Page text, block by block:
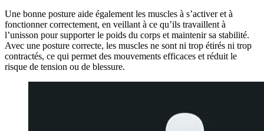
Une bonne posture aide également les muscles à s’activer et à
fonctionner correctement, en veillant à ce qu’ils travaillent à
l’unisson pour supporter le poids du corps et maintenir sa stabilité.
Avec une posture correcte, les muscles ne sont ni trop étirés ni trop
contractés, ce qui permet des mouvements efficaces et réduit le
risque de tension ou de blessure.